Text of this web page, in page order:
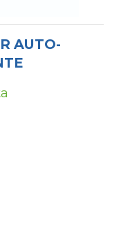
AUTO-